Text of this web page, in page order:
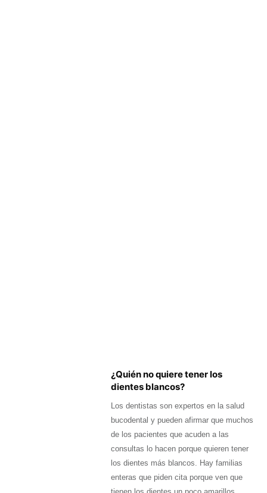
¿Quién no quiere tener los
dientes blancos?
Los dentistas son expertos en la salud
bucodental y pueden afirmar que muchos
de los pacientes que acuden a las
consultas lo hacen porque quieren tener
los dientes más blancos. Hay familias
enteras que piden cita porque ven que